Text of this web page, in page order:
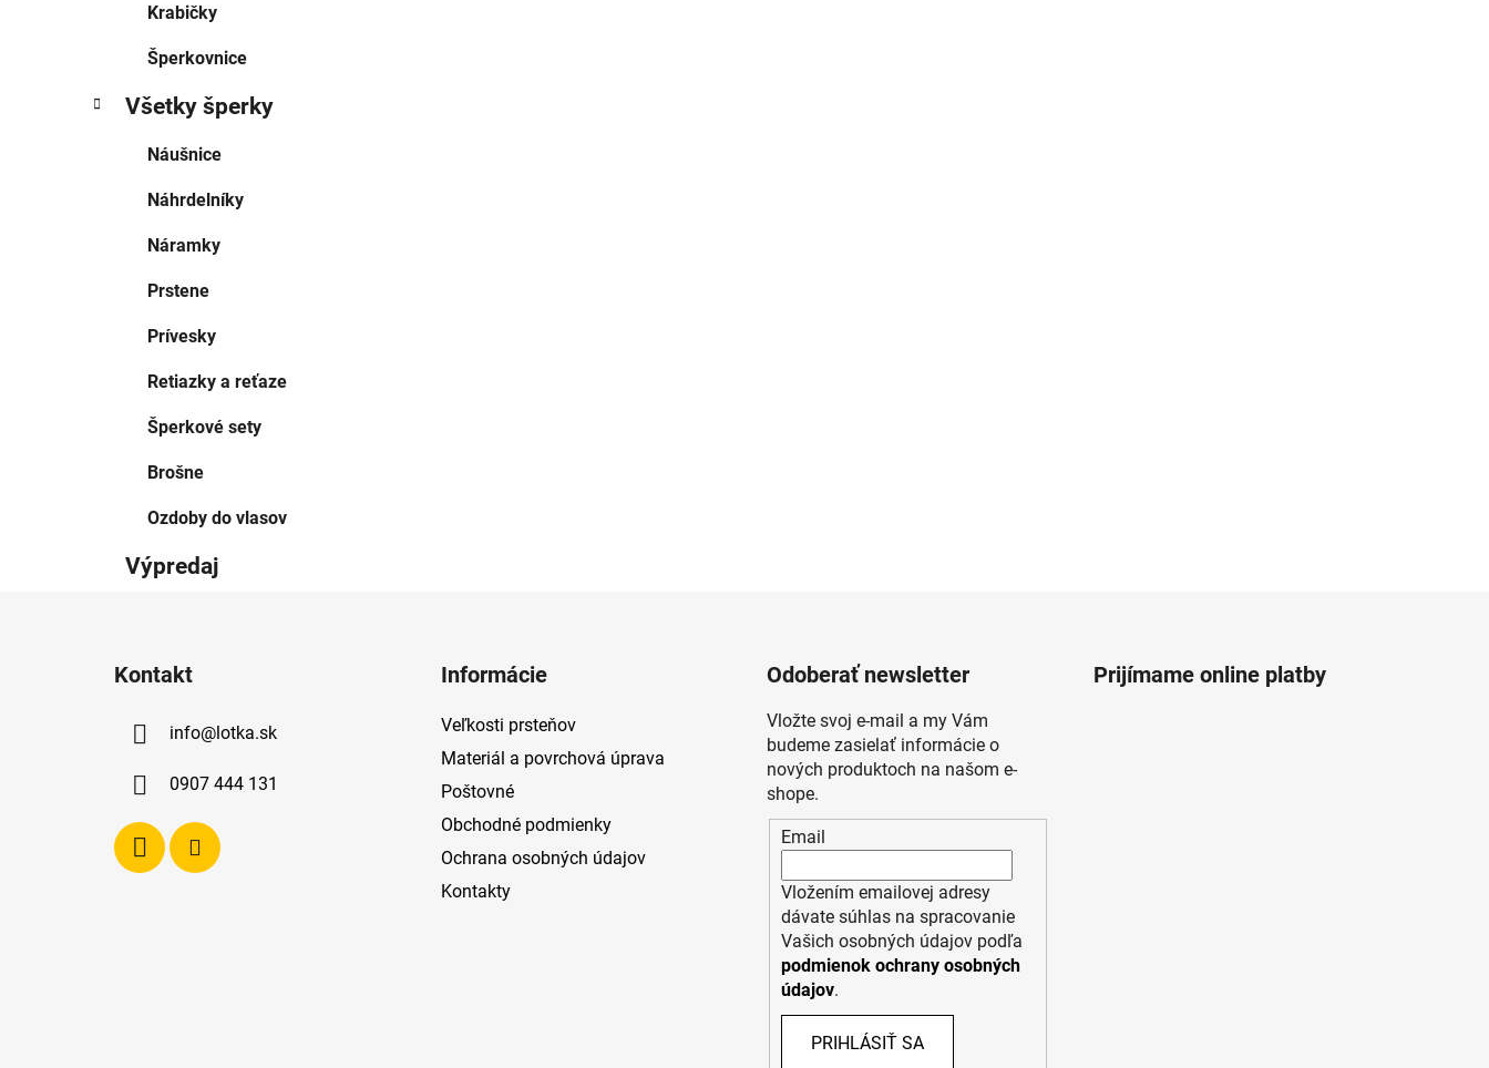
Krabičky
Šperkovnice
Všetky šperky
Náušnice
Náhrdelníky
Náramky
Prstene
Prívesky
Retiazky a reťaze
Šperkové sety
Brošne
Ozdoby do vlasov
Výpredaj
Kontakt
info@lotka.sk
0907 444 131
Informácie
Veľkosti prsteňov
Materiál a povrchová úprava
Poštovné
Obchodné podmienky
Ochrana osobných údajov
Kontakty
Odoberať newsletter
Vložte svoj e-mail a my Vám
budeme zasielať informácie o
nových produktoch na našom e-
shope.
Email
Vložením emailovej adresy
dávate súhlas na spracovanie
Vašich osobných údajov podľa
podmienok ochrany osobných
údajov.
PRIHLÁSIŤ SA
Prijímame online platby